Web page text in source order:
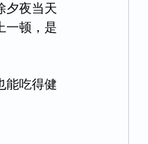
夕夜当天
一顿，是
能吃得健